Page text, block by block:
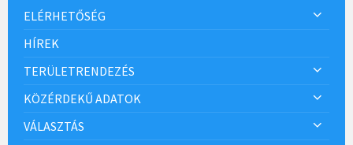
ELÉRHETŐSÉG
HÍREK
TERÜLETRENDEZÉS
KÖZÉRDEKŰ ADATOK
VÁLASZTÁS